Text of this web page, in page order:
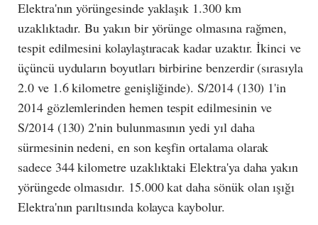
Elektra'nın yörüngesinde yaklaşık 1.300 km
uzaklıktadır. Bu yakın bir yörünge olmasına rağmen,
tespit edilmesini kolaylaştıracak kadar uzaktır. İkinci ve
üçüncü uyduların boyutları birbirine benzerdir (sırasıyla
2.0 ve 1.6 kilometre genişliğinde). S/2014 (130) 1'in
2014 gözlemlerinden hemen tespit edilmesinin ve
S/2014 (130) 2'nin bulunmasının yedi yıl daha
sürmesinin nedeni, en son keşfin ortalama olarak
sadece 344 kilometre uzaklıktaki Elektra'ya daha yakın
yörüngede olmasıdır. 15.000 kat daha sönük olan ışığı
Elektra'nın parıltısında kolayca kaybolur.